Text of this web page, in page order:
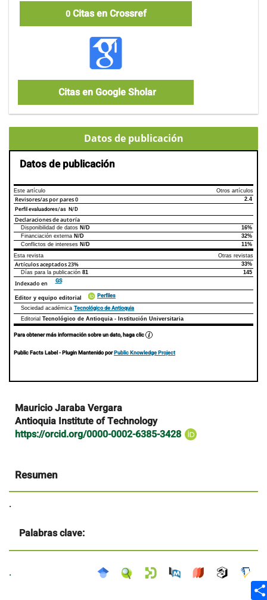
0Citas en Crossref
Citas en Google Sholar
Datos de publicación
Datos de publicación
Este artículo Otros artículos
Revisores/as por pares0 2.4
Perfil evaluadores/as N/D
Declaraciones de autoría
Declaraciones de autoríaEste artículo
Disponibilidad de datos N/D
16%
Financiación externa N/D
32%
Conflictos de intereses N/D
11%
Esta revista
Otras revistas
Artículos aceptados23%
33%
Días para la publicación 81 145
Indexado en GS
Editor y equipo editorial Perfiles
Sociedad académica Tecnológico de Antioquia
Editorial Tecnológico de Antioquia - Institución Universitaria
Para obtener más información sobre un dato, haga clic
Public Facts Label- Plugin Mantenido porPublic Knowledge Project
Contenido
principal
del
artículo
Mauricio Jaraba Vergara
Antioquia Institute of Technology
https://orcid.org/0000-0002-6385-3428
Resumen
.
Palabras clave:
.